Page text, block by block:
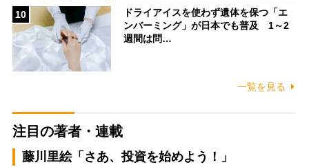
10
ドライアイスを使わず遺体を保つ「エ
ンバーミング」が日本でも普及 1～2
週間は問…
一覧を見る
注目の著者・連載
藤川里絵「さあ、投資を始めよう！」